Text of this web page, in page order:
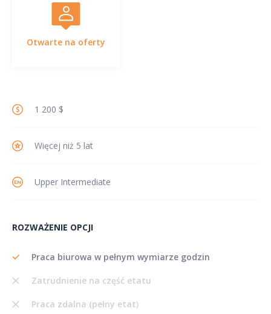
Otwarte na oferty
1 200 $
Więcej niż 5 lat
Upper Intermediate
ROZWAŻENIE OPCJI
Praca biurowa w pełnym wymiarze godzin
Zatrudnienie na część etatu
Praca zdalna (pełny etat)